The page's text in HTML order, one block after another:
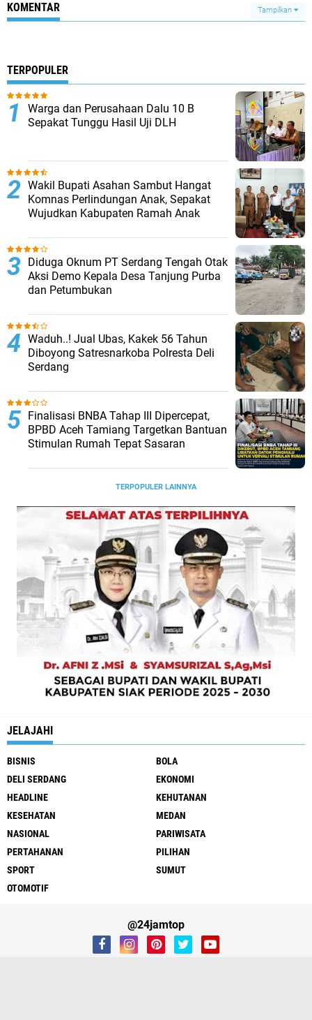
KOMENTAR Tampilkan
TERPOPULER
Warga dan Perusahaan Dalu 10 B
Sepakat Tunggu Hasil Uji DLH
Wakil Bupati Asahan Sambut Hangat
Komnas Perlindungan Anak, Sepakat
Wujudkan Kabupaten Ramah Anak
Diduga Oknum PT Serdang Tengah Otak
Aksi Demo Kepala Desa Tanjung Purba
dan Petumbukan
Waduh..! Jual Ubas, Kakek 56 Tahun
Diboyong Satresnarkoba Polresta Deli
Serdang
Finalisasi BNBA Tahap III Dipercepat,
BPBD Aceh Tamiang Targetkan Bantuan
Stimulan Rumah Tepat Sasaran
TERPOPULER LAINNYA
JELAJAHI
BISNIS
BOLA
DELI SERDANG
EKONOMI
HEADLINE
KEHUTANAN
KESEHATAN
MEDAN
NASIONAL
PARIWISATA
PERTAHANAN
PILIHAN
SPORT
SUMUT
OTOMOTIF
@24jamtop